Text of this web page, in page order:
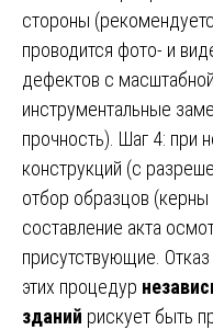
стороны
проводится фото- и
дефектов с
инструментальные
прочность). Шаг 4: при
конструкций (с
отбор образцов
составление акта
присутствующие.
этих процедур
зданий рискует быть